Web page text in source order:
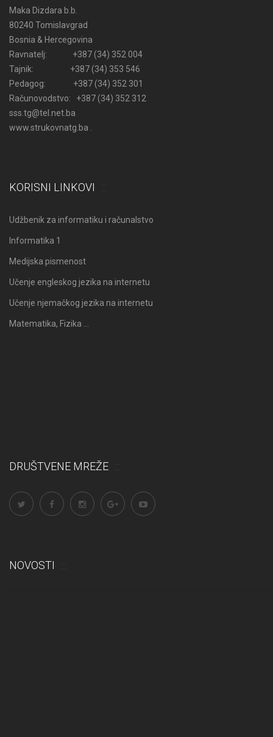
Maka Dizdara b.b.
80240 Tomislavgrad
Bosnia & Hercegovina
Ravnatelj: +387 (34) 352 004
Tajnik: +387 (34) 353 546
Pedagog: +387 (34) 352 301
Računovodstvo: +387 (34) 352 312
sss.tg@tel.net.ba
www.strukovnatg.ba .
KORISNI LINKOVI
Udžbenik za informatiku i računalstvo
Informatika 1
Medijska pismenost
Učenje engleskog jezika na internetu
Učenje njemačkog jezika na internetu
Matematika, Fizika …
DRUŠTVENE MREŽE
NOVOSTI